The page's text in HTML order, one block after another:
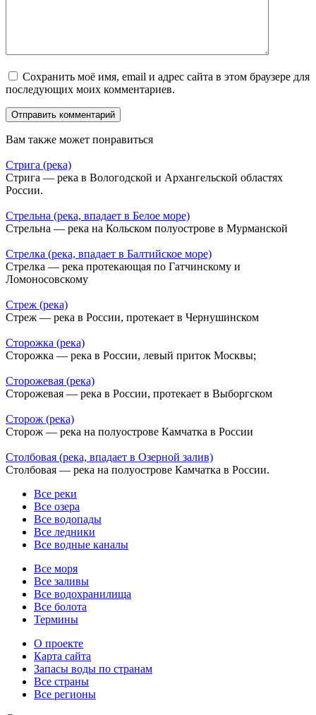
Сохранить моё имя, email и адрес сайта в этом браузере для
последующих моих комментариев.
Вам также может понравиться
Стрига (река)
Стрига — река в Вологодской и Архангельской областях
России.
Стрельна (река, впадает в Белое море)
Стрельна — река на Кольском полуострове в Мурманской
Стрелка (река, впадает в Балтийское море)
Стрелка — река протекающая по Гатчинскому и
Ломоносовскому
Стреж (река)
Стреж — река в России, протекает в Чернушинском
Сторожка (река)
Сторожка — река в России, левый приток Москвы;
Сторожевая (река)
Сторожевая — река в России, протекает в Выборгском
Сторож (река)
Сторож — река на полуострове Камчатка в России
Столбовая (река, впадает в Озерной залив)
Столбовая — река на полуострове Камчатка в России.
Все реки
Все озера
Все водопады
Все ледники
Все водные каналы
Все моря
Все заливы
Все водохранилища
Все болота
Термины
О проекте
Карта сайта
Запасы воды по странам
Все страны
Все регионы